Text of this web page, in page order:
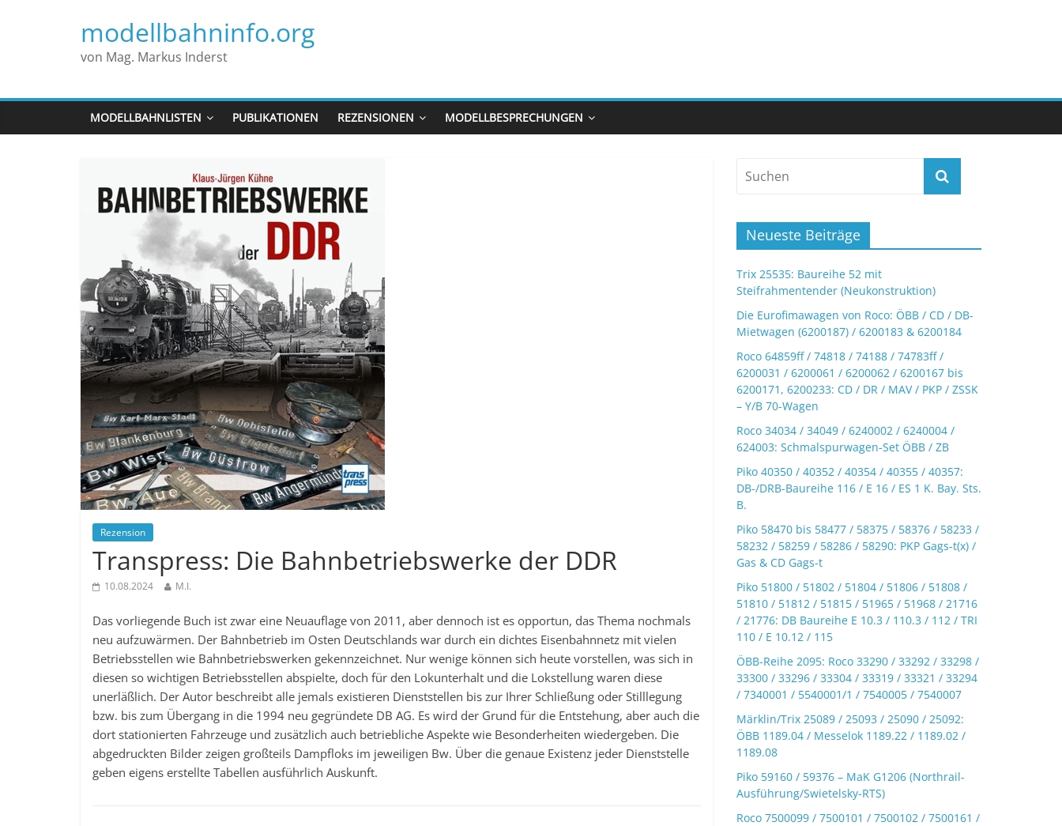
modellbahninfo.org
von Mag. Markus Inderst
MODELLBAHNLISTEN PUBLIKATIONEN REZENSIONEN MODELLBESPRECHUNGEN
Rezension
Transpress: Die Bahnbetriebswerke der DDR
10.08.2024 M.I.
Das vorliegende Buch ist zwar eine Neuauflage von 2011, aber dennoch ist es opportun, das Thema nochmals
neu aufzuwärmen. Der Bahnbetrieb im Osten Deutschlands war durch ein dichtes Eisenbahnnetz mit vielen
Betriebsstellen wie Bahnbetriebswerken gekennzeichnet. Nur wenige können sich heute vorstellen, was sich in
diesen so wichtigen Betriebsstellen abspielte, doch für den Lokunterhalt und die Lokstellung waren diese
unerläßlich. Der Autor beschreibt alle jemals existieren Dienststellen bis zur Ihrer Schließung oder Stilllegung
bzw. bis zum Übergang in die 1994 neu gegründete DB AG. Es wird der Grund für die Entstehung, aber auch die
dort stationierten Fahrzeuge und zusätzlich auch betriebliche Aspekte wie Besonderheiten wiedergeben. Die
abgedruckten Bilder zeigen großteils Dampfloks im jeweiligen Bw. Über die genaue Existenz jeder Dienststelle
geben eigens erstellte Tabellen ausführlich Auskunft.
Neueste Beiträge
Trix 25535: Baureihe 52 mit
Steifrahmentender (Neukonstruktion)
Die Eurofimawagen von Roco: ÖBB / CD / DB-
Mietwagen (6200187) / 6200183 & 6200184
Roco 64859ff / 74818 / 74188 / 74783ff /
6200031 / 6200061 / 6200062 / 6200167 bis
6200171, 6200233: CD / DR / MAV / PKP / ZSSK
– Y/B 70-Wagen
Roco 34034 / 34049 / 6240002 / 6240004 /
624003: Schmalspurwagen-Set ÖBB / ZB
Piko 40350 / 40352 / 40354 / 40355 / 40357:
DB-/DRB-Baureihe 116 / E 16 / ES 1 K. Bay. Sts.
B.
Piko 58470 bis 58477 / 58375 / 58376 / 58233 /
58232 / 58259 / 58286 / 58290: PKP Gags-t(x) /
Gas & CD Gags-t
Piko 51800 / 51802 / 51804 / 51806 / 51808 /
51810 / 51812 / 51815 / 51965 / 51968 / 21716
/ 21776: DB Baureihe E 10.3 / 110.3 / 112 / TRI
110 / E 10.12 / 115
ÖBB-Reihe 2095: Roco 33290 / 33292 / 33298 /
33300 / 33296 / 33304 / 33319 / 33321 / 33294
/ 7340001 / 5540001/1 / 7540005 / 7540007
Märklin/Trix 25089 / 25093 / 25090 / 25092:
ÖBB 1189.04 / Messelok 1189.22 / 1189.02 /
1189.08
Piko 59160 / 59376 – MaK G1206 (Northrail-
Ausführung/Swietelsky-RTS)
Roco 7500099 / 7500101 / 7500102 / 7500161 /